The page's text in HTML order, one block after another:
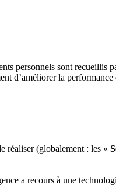
personnels sont recueillis
d’améliorer la performance
réaliser (globalement : les «
a recours à une